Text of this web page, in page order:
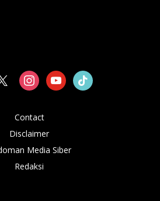
instagramyoutubetiktok
Contact
Disclaimer
Media Siber
Redaksi